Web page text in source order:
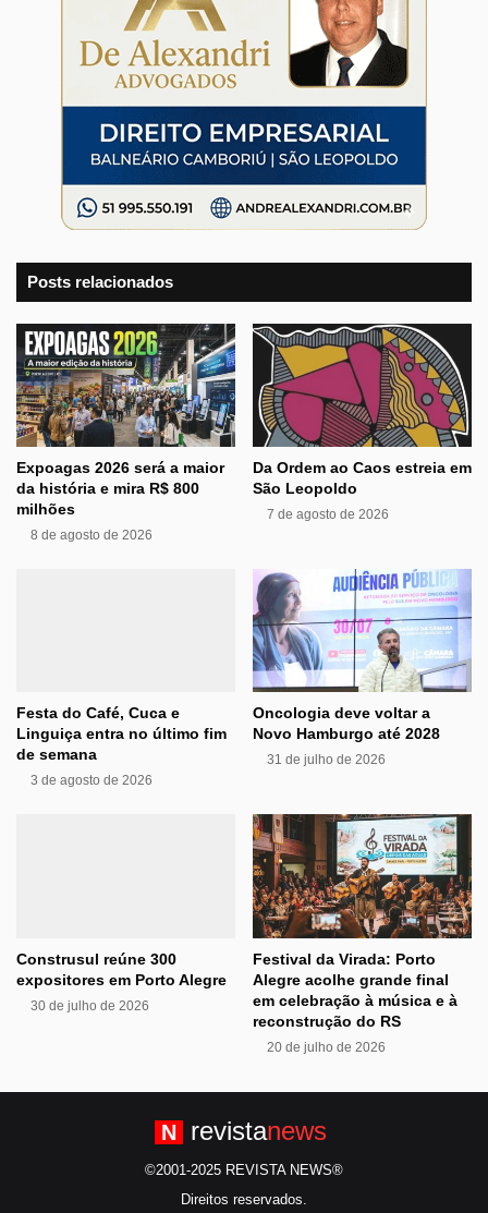
Posts relacionados
Expoagas 2026 será a maior
da história e mira R$ 800
milhões
8 de agosto de 2026
Da Ordem ao Caos estreia em
São Leopoldo
7 de agosto de 2026
Festa do Café, Cuca e
Linguiça entra no último fim
de semana
3 de agosto de 2026
Oncologia deve voltar a
Novo Hamburgo até 2028
31 de julho de 2026
Construsul reúne 300
expositores em Porto Alegre
30 de julho de 2026
Festival da Virada: Porto
Alegre acolhe grande final
em celebração à música e à
reconstrução do RS
20 de julho de 2026
N revistanews
©2001-2025 REVISTA NEWS®
Direitos reservados.